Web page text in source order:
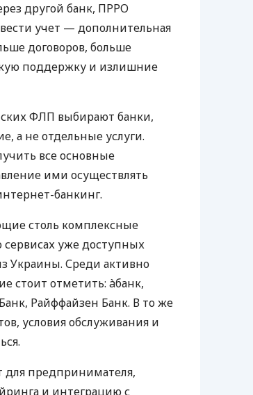
другой банк, ПРРО
учет — дополнительная
договоров, больше
поддержку и излишние
ФЛП выбирают банки,
а не отдельные услуги.
все основные
ими осуществлять
банкинг.
столь комплексные
сервисах уже доступных
Украины. Среди активно
стоит отметить: àбанк,
Райффайзен Банк. В то же
условия обслуживания и
для предпринимателя,
и интеграцию с